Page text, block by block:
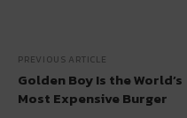
PREVIOUS ARTICLE
Golden Boy Is the World’s
Most Expensive Burger